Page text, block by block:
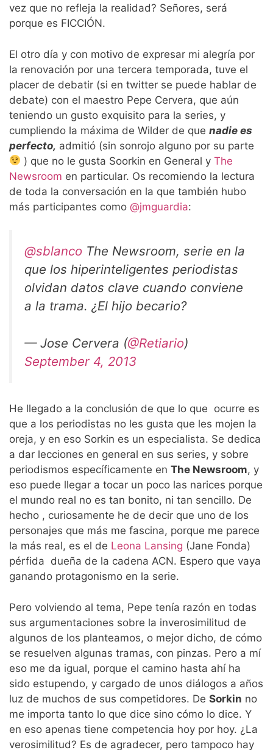
vez que no refleja la realidad? Señores, será
porque es FICCIÓN.
El otro día y con motivo de expresar mi alegría por
la renovación por una tercera temporada, tuve el
placer de debatir (si en twitter se puede hablar de
debate) con el maestro Pepe Cervera, que aún
teniendo un gusto exquisito para la series, y
cumpliendo la máxima de Wilder de que nadie es
perfecto, admitió (sin sonrojo alguno por su parte
) que no le gusta Soorkin en General yThe
Newsroom en particular. Os recomiendo la lectura
de toda la conversación en la que también hubo
más participantes como @jmguardia:
@sblanco The Newsroom, serie en la
que los hiperinteligentes periodistas
olvidan datos clave cuando conviene
a la trama. ¿El hijo becario?
— Jose Cervera (@Retiario)
September 4, 2013
He llegado a la conclusión de que lo que ocurre es
que a los periodistas no les gusta que les mojen la
oreja, y en eso Sorkin es un especialista. Se dedica
a dar lecciones en general en sus series, y sobre
periodismos específicamente en The Newsroom, y
eso puede llegar a tocar un poco las narices porque
el mundo real no es tan bonito, ni tan sencillo. De
hecho , curiosamente he de decir que uno de los
personajes que más me fascina, porque me parece
la más real, es el de Leona Lansing (Jane Fonda)
pérfida dueña de la cadena ACN. Espero que vaya
ganando protagonismo en la serie.
Pero volviendo al tema, Pepe tenía razón en todas
sus argumentaciones sobre la inverosimilitud de
algunos de los planteamos, o mejor dicho, de cómo
se resuelven algunas tramas, con pinzas. Pero a mí
eso me da igual, porque el camino hasta ahí ha
sido estupendo, y cargado de unos diálogos a años
luz de muchos de sus competidores. De Sorkin no
me importa tanto lo que dice sino cómo lo dice. Y
en eso apenas tiene competencia hoy por hoy. ¿La
verosimilitud? Es de agradecer, pero tampoco hay